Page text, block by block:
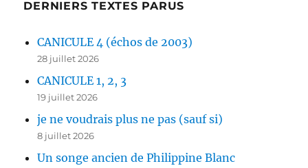
DERNIERS TEXTES PARUS
CANICULE 4 (échos de 2003)
28 juillet 2026
CANICULE 1, 2, 3
19 juillet 2026
je ne voudrais plus ne pas (sauf si)
8 juillet 2026
Un songe ancien de Philippine Blanc